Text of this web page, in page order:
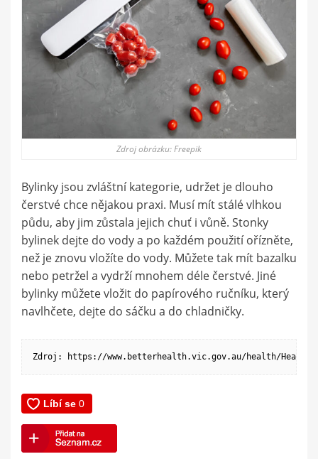
Zdroj obrázku: Freepik
Bylinky jsou zvláštní kategorie, udržet je dlouho
čerstvé chce nějakou praxi. Musí mít stálé vlhkou
půdu, aby jim zůstala jejich chuť i vůně. Stonky
bylinek dejte do vody a po každém použití ořízněte,
než je znovu vložíte do vody. Můžete tak mít bazalku
nebo petržel a vydrží mnohem déle čerstvé. Jiné
bylinky můžete vložit do papírového ručníku, který
navlhčete, dejte do sáčku a do chladničky.
Zdroj: https://www.betterhealth.vic.gov.au/health/